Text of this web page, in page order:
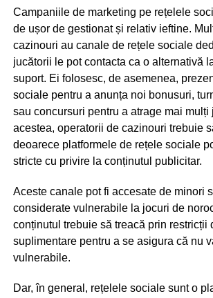
Campaniile de marketing pe rețelele
de ușor de gestionat și relativ ieftine.
cazinouri au canale de rețele sociale
jucătorii le pot contacta ca o alternativă
suport. Ei folosesc, de asemenea,
sociale pentru a anunța noi bonusuri,
sau concursuri pentru a atrage mai mulți
acestea, operatorii de cazinouri trebuie
deoarece platformele de rețele sociale
stricte cu privire la conținutul publicitar.
Aceste canale pot fi accesate de minori
considerate vulnerabile la jocuri de
conținutul trebuie să treacă prin restricții
suplimentare pentru a se asigura că nu
vulnerabile.
Dar, în general, rețelele sociale sunt o